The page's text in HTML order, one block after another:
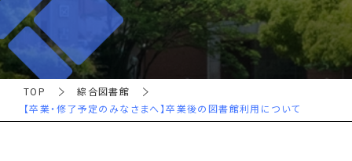
TOP
綜合図書館
【卒業・修了予定のみなさまへ】卒業後の図書館利用について